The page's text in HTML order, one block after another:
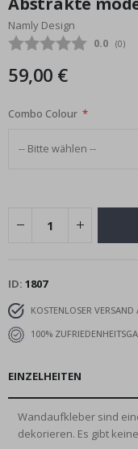
Bildgalerie
springen
Namly Design
0.0 (0)
59,00 €
Combo Colour
ID 1807
KOSTENLOSER VERSAND
100%
EINZELHEITEN
Wandaufkleber sind
dekorieren. Es gibt